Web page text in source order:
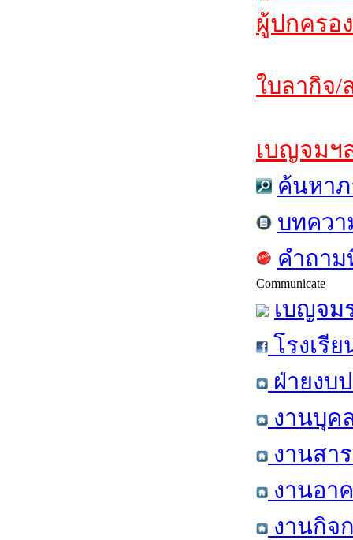
ผู้ปกครอ
ใบลากิจ/
เบญจมฯ
ค้นหาภ
บทควา
คำถา
Communicate
เบญจม
โรงเรี
ฝ่ายงบ
งานบุค
งานสา
งานอา
งานกิจ